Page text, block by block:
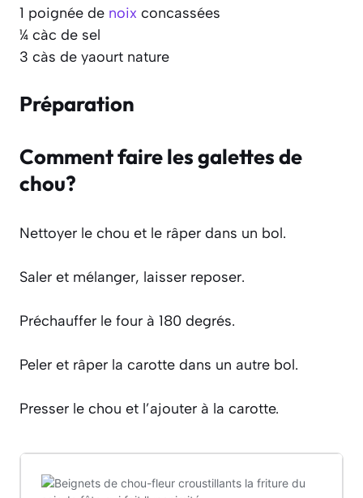
1 poignée de noix concassées
¼ càc de sel
3 càs de yaourt nature
Préparation
Comment faire les galettes de
chou?
Nettoyer le chou et le râper dans un bol.
Saler et mélanger, laisser reposer.
Préchauffer le four à 180 degrés.
Peler et râper la carotte dans un autre bol.
Presser le chou et l’ajouter à la carotte.